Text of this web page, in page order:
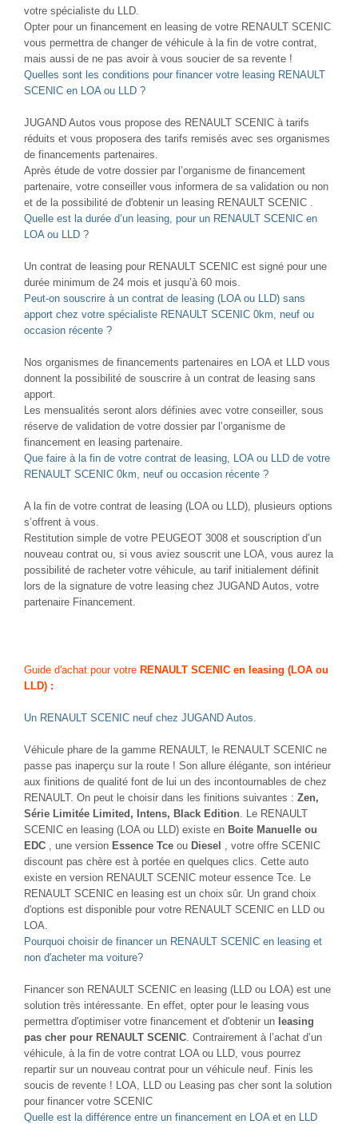
votre spécialiste du LLD.
Opter pour un financement en leasing de votre RENAULT SCENIC
vous permettra de changer de véhicule à la fin de votre contrat,
mais aussi de ne pas avoir à vous soucier de sa revente !
Quelles sont les conditions pour financer votre leasing RENAULT
SCENIC en LOA ou LLD ?
JUGAND Autos vous propose des RENAULT SCENIC à tarifs
réduits et vous proposera des tarifs remisés avec ses organismes
de financements partenaires.
Après étude de votre dossier par l’organisme de financement
partenaire, votre conseiller vous informera de sa validation ou non
et de la possibilité de d'obtenir un leasing RENAULT SCENIC .
Quelle est la durée d’un leasing, pour un RENAULT SCENIC en
LOA ou LLD ?
Un contrat de leasing pour RENAULT SCENIC est signé pour une
durée minimum de 24 mois et jusqu’à 60 mois.
Peut-on souscrire à un contrat de leasing (LOA ou LLD) sans
apport chez votre spécialiste RENAULT SCENIC 0km, neuf ou
occasion récente ?
Nos organismes de financements partenaires en LOA et LLD vous
donnent la possibilité de souscrire à un contrat de leasing sans
apport.
Les mensualités seront alors définies avec votre conseiller, sous
réserve de validation de votre dossier par l’organisme de
financement en leasing partenaire.
Que faire à la fin de votre contrat de leasing, LOA ou LLD de votre
RENAULT SCENIC 0km, neuf ou occasion récente ?
A la fin de votre contrat de leasing (LOA ou LLD), plusieurs options
s’offrent à vous.
Restitution simple de votre PEUGEOT 3008 et souscription d’un
nouveau contrat ou, si vous aviez souscrit une LOA, vous aurez la
possibilité de racheter votre véhicule, au tarif initialement définit
lors de la signature de votre leasing chez JUGAND Autos, votre
partenaire Financement.
Guide d'achat pour votre RENAULT SCENIC en leasing (LOA ou
LLD) :
Un RENAULT SCENIC neuf chez JUGAND Autos.
Véhicule phare de la gamme RENAULT, le RENAULT SCENIC ne
passe pas inaperçu sur la route ! Son allure élégante, son intérieur
aux finitions de qualité font de lui un des incontournables de chez
RENAULT. On peut le choisir dans les finitions suivantes : Zen,
Série Limitée Limited, Intens, Black Edition . Le RENAULT
SCENIC en leasing (LOA ou LLD) existe en Boite Manuelle ou
EDC , une version Essence Tce ou Diesel
, votre offre SCENIC
discount pas chère est à portée en quelques clics. Cette auto
existe en version RENAULT SCENIC moteur essence Tce. Le
RENAULT SCENIC en leasing est un choix sûr. Un grand choix
d'options est disponible pour votre RENAULT SCENIC en LLD ou
LOA.
Pourquoi choisir de financer un RENAULT SCENIC en leasing et
non d'acheter ma voiture?
Financer son RENAULT SCENIC en leasing (LLD ou LOA) est une
solution très intéressante. En effet, opter pour le leasing vous
permettra d'optimiser votre financement et d'obtenir un leasing
pas cher pour RENAULT SCENIC . Contrairement à l’achat d’un
véhicule, à la fin de votre contrat LOA ou LLD, vous pourrez
repartir sur un nouveau contrat pour un véhicule neuf. Finis les
soucis de revente ! LOA, LLD ou Leasing pas cher sont la solution
pour financer votre SCENIC
Quelle est la différence entre un financement en LOA et en LLD